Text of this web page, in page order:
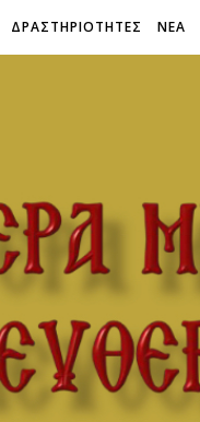
ΔΡΑΣΤΗΡΙΟΤΗΤΕΣ ΝΕΑ